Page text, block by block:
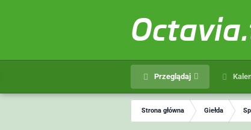
Przeglądaj
Strona główna Giełda